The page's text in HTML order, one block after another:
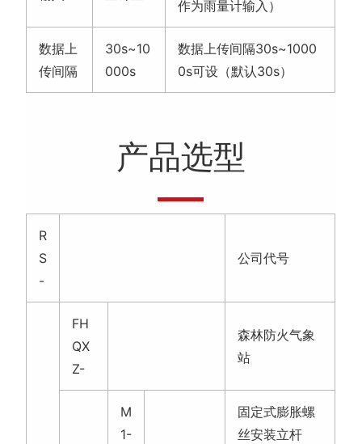
作为雨量计输入）
数据上
传间隔
30s~10
000s
数据上传间隔30s~1000
0s可设（默认30s）
产品选型
R
S
-
公司代号
FH
QX
Z-
森林防火气象
站
M
1-
固定式膨胀螺
丝安装立杆